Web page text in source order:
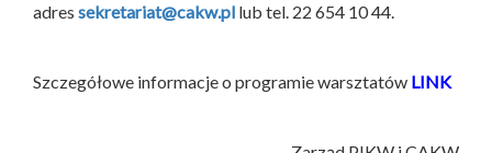
adres sekretariat@cakw.pl lub tel. 22 654 10 44.
Szczegółowe informacje o programie warsztatów LINK